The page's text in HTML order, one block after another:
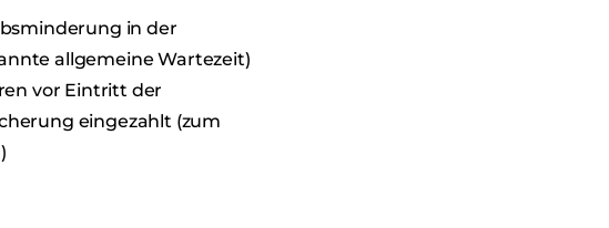
in der
allgemeine Wartezeit)
vor Eintritt der
eingezahlt (zum